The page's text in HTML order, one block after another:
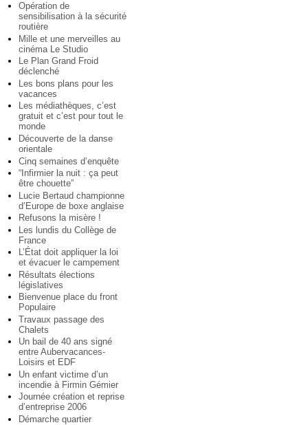
Opération de
sensibilisation à la sécurité
routière
Mille et une merveilles au
cinéma Le Studio
Le Plan Grand Froid
déclenché
Les bons plans pour les
vacances
Les médiathèques, c’est
gratuit et c’est pour tout le
monde
Découverte de la danse
orientale
Cinq semaines d’enquête
“Infirmier la nuit : ça peut
être chouette”
Lucie Bertaud championne
d’Europe de boxe anglaise
Refusons la misère !
Les lundis du Collège de
France
L’État doit appliquer la loi
et évacuer le campement
Résultats élections
législatives
Bienvenue place du front
Populaire
Travaux passage des
Chalets
Un bail de 40 ans signé
entre Aubervacances-
Loisirs et EDF
Un enfant victime d’un
incendie à Firmin Gémier
Journée création et reprise
d’entreprise 2006
Démarche quartier